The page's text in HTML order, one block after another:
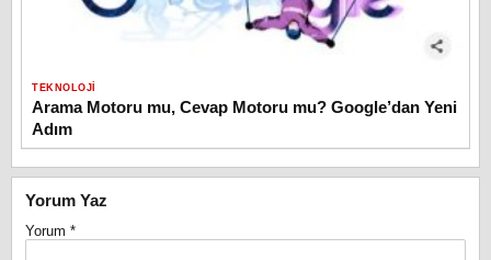
TEKNOLOJI
Arama Motoru mu, Cevap Motoru mu? Google’dan Yeni
Adım
Yorum Yaz
Yorum *